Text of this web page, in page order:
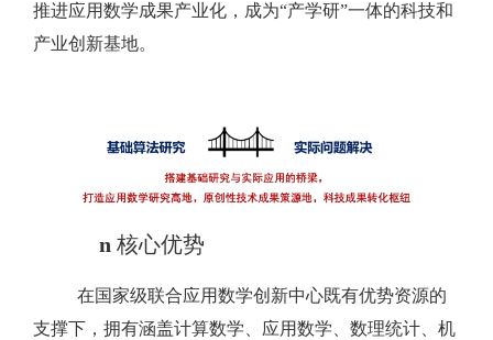
推进应用数学成果产业化，成为“产学研”一体的科技和
产业创新基地。
n 核心优势
在国家级联合应用数学创新中心既有优势资源的
支撑下，拥有涵盖计算数学、应用数学、数理统计、机